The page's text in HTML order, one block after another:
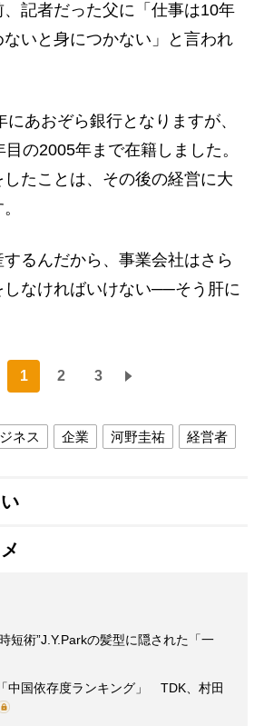
、記者だった父に「仕事は10年
いと身につかない」と言われ
あおぞら銀行となりますが、
の2005年まで在籍しました。
たことは、その後の経営に大
るんだから、事業会社はさら
しなければいけない──そう肝に
1 2 3
ネス 企業 河野圭祐 経営者
短術”J.Y.Parkの髪型に隠された「一
中国依存度ランキング」 TDK、村田